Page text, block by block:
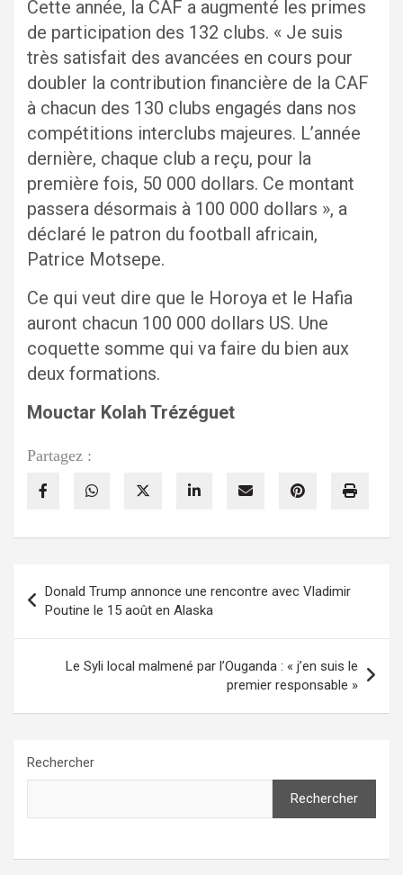
Cette année, la CAF a augmenté les primes
de participation des 132 clubs. « Je suis
très satisfait des avancées en cours pour
doubler la contribution financière de la CAF
à chacun des 130 clubs engagés dans nos
compétitions interclubs majeures. L’année
dernière, chaque club a reçu, pour la
première fois, 50 000 dollars. Ce montant
passera désormais à 100 000 dollars », a
déclaré le patron du football africain,
Patrice Motsepe.
Ce qui veut dire que le Horoya et le Hafia
auront chacun 100 000 dollars US. Une
coquette somme qui va faire du bien aux
deux formations.
Mouctar Kolah Trézéguet
Partagez :
de
l’article
Donald Trump annonce une rencontre avec Vladimir
Poutine le 15 août en Alaska
Le Syli local malmené par l’Ouganda : « j’en suis le
premier responsable »
Rechercher
Rechercher